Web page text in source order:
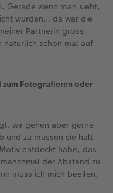
Gerade wenn man sieht,
wurden… da war die
Partnerin gross.
natürlich schon mal auf
zum Fotografieren oder
wir gehen aber gerne
und zu müssen sie halt
entdeckt habe, das
der Abstand zu
muss ich mich beeilen,